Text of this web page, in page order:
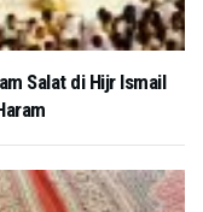
Salat di Hijr Ismail